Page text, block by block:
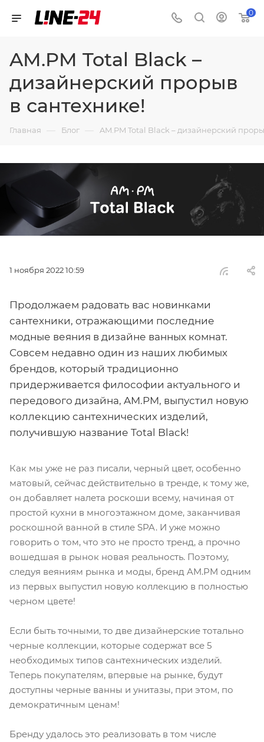
0
AM.PM Total Black –
дизайнерский прорыв
в сантехнике!
Главная — Блог — AM.PM Total Black – дизайнерский
1 ноября 2022 10:59
Продолжаем радовать вас новинками
сантехники, отражающими последние
модные веяния в дизайне ванных комнат.
Совсем недавно один из наших любимых
брендов, который традиционно
придерживается философии актуального и
передового дизайна, AM.PM, выпустил новую
коллекцию сантехнических изделий,
получившую название Total Black!
Как мы уже не раз писали, черный цвет, особенно
матовый, сейчас действительно в тренде, к тому же,
он добавляет налета роскоши всему, начиная от
простой кухни в многоэтажном доме, заканчивая
роскошной ванной в стиле SPA. И уже можно
говорить о том, что это не просто тренд, а прочно
вошедшая в рынок новая реальность. Поэтому,
следуя веяниям рынка и моды, бренд AM.PM одним
из первых выпустил новую коллекцию в полностью
черном цвете!
Если быть точными, то две дизайнерские тотально
черные коллекции, которые содержат все 5
необходимых типов сантехнических изделий.
Теперь покупателям, впервые на рынке, будут
доступны черные ванны и унитазы, при этом, по
демократичным ценам!
Бренду удалось это реализовать в том числе